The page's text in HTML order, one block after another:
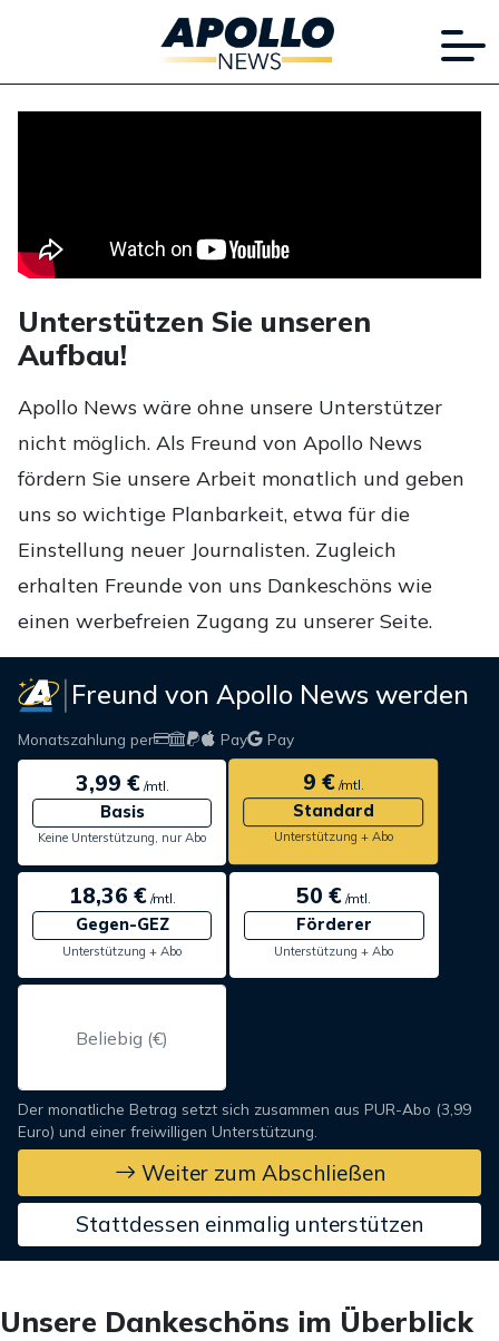
Unterstützen Sie unseren
Aufbau!
Apollo News wäre ohne unsere Unterstützer
nicht möglich. Als Freund von Apollo News
fördern Sie unsere Arbeit monatlich und geben
uns so wichtige Planbarkeit, etwa für die
Einstellung neuer Journalisten. Zugleich
erhalten Freunde von uns Dankeschöns wie
einen werbefreien Zugang zu unserer Seite.
Freund von Apollo News werden
Monatszahlung per Pay Pay
3,99 €/mtl.
Basis
Keine Unterstützung, nur Abo
9 €/mtl.
Standard
Unterstützung + Abo
18,36 €/mtl.
Gegen-GEZ
Unterstützung + Abo
50 € /mtl.
Förderer
Unterstützung + Abo
Der monatliche Betrag setzt sich zusammen aus PUR-Abo (3,99
Euro) und einer freiwilligen Unterstützung.
Weiter zum Abschließen
Stattdessen einmalig unterstützen
Unsere Dankeschöns im Überblick